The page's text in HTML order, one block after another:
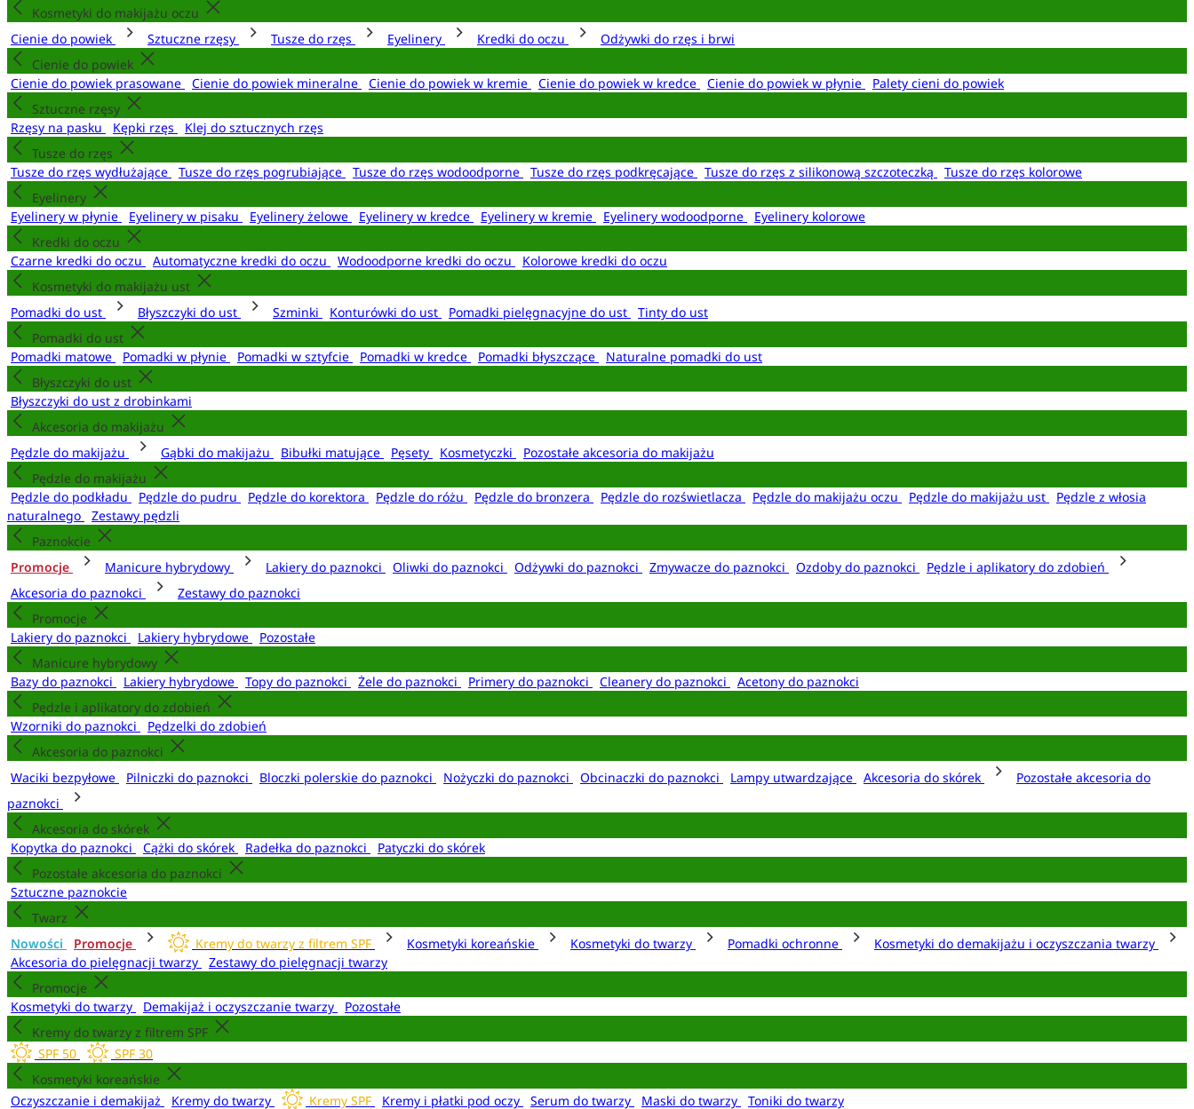
Kosmetyki do makijażu oczu
Cienie do powiek
Sztuczne rzęsy Tusze do rzęs Eyelinery Kredki do oczu
Odżywki do rzęs i brwi
Cienie do powiek
Cienie do powiek prasowane
Cienie do powiek mineralne Cienie do powiek w kremie Cienie do powiek w kredce Cienie do powiek w płynie
Palety cieni do powiek
Sztuczne rzęsy
Rzęsy na pasku
Kępki rzęs
Klej do sztucznych rzęs
Tusze do rzęs
Tusze do rzęs wydłużające
Tusze do rzęs pogrubiające Tusze do rzęs wodoodporne Tusze do rzęs podkręcające Tusze do rzęs z silikonową szczoteczką
Tusze do rzęs kolorowe
Eyelinery
Eyelinery w płynie
Eyelinery w pisaku Eyelinery żelowe Eyelinery w kredce Eyelinery w kremie Eyelinery wodoodporne
Eyelinery kolorowe
Kredki do oczu
Czarne kredki do oczu
Automatyczne kredki do oczu Wodoodporne kredki do oczu
Kolorowe kredki do oczu
Kosmetyki do makijażu ust
Pomadki do ust
Błyszczyki do ust Szminki Konturówki do ust Pomadki pielęgnacyjne do ust
Tinty do ust
Pomadki do ust
Pomadki matowe
Pomadki w płynie Pomadki w sztyfcie Pomadki w kredce Pomadki błyszczące
Naturalne pomadki do ust
Błyszczyki do ust
Błyszczyki do ust z drobinkami
Akcesoria do makijażu
Pędzle do makijażu
Gąbki do makijażu Bibułki matujące Pęsety Kosmetyczki
Pozostałe akcesoria do makijażu
Pędzle do makijażu
Pędzle do podkładu
Pędzle do pudru Pędzle do korektora Pędzle do różu Pędzle do bronzera Pędzle do rozświetlacza Pędzle do makijażu oczu Pędzle do makijażu ust
Pędzle z włosia
naturalnego
Zestawy pędzli
Paznokcie
Promocje
Manicure hybrydowy Lakiery do paznokci Oliwki do paznokci Odżywki do paznokci Zmywacze do paznokci Ozdoby do paznokci
Pędzle i aplikatory do zdobień
Akcesoria do paznokci
Zestawy do paznokci
Promocje
Lakiery do paznokci
Lakiery hybrydowe
Pozostałe
Manicure hybrydowy
Bazy do paznokci
Lakiery hybrydowe Topy do paznokci Żele do paznokci Primery do paznokci Cleanery do paznokci
Acetony do paznokci
Pędzle i aplikatory do zdobień
Wzorniki do paznokci
Pędzelki do zdobień
Akcesoria do paznokci
Waciki bezpyłowe
Pilniczki do paznokci Bloczki polerskie do paznokci Nożyczki do paznokci Obcinaczki do paznokci Lampy utwardzające Akcesoria do skórek
Pozostałe akcesoria do
paznokci
Akcesoria do skórek
Kopytka do paznokci
Cążki do skórek Radełka do paznokci
Patyczki do skórek
Pozostałe akcesoria do paznokci
Sztuczne paznokcie
Twarz
Nowości
Promocje Kremy do twarzy z filtrem SPF Kosmetyki koreańskie Kosmetyki do twarzy Pomadki ochronne
Kosmetyki do demakijażu i oczyszczania twarzy
Akcesoria do pielęgnacji twarzy
Zestawy do pielęgnacji twarzy
Promocje
Kosmetyki do twarzy
Demakijaż i oczyszczanie twarzy
Pozostałe
Kremy do twarzy z filtrem SPF
SPF 50
SPF 30
Kosmetyki koreańskie
Oczyszczanie i demakijaż
Kremy do twarzy Kremy SPF Kremy i płatki pod oczy Serum do twarzy Maski do twarzy
Toniki do twarzy